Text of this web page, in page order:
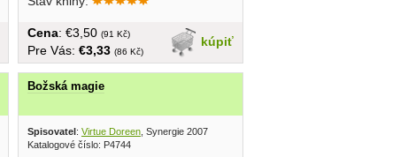
kúpiť
Cena: €3,50 (91 Kč)
Pre Vás: €3,33 (86 Kč)
Božská magie
Spisovatel: Virtue Doreen , Synergie 2007
Katalogové číslo: P4744